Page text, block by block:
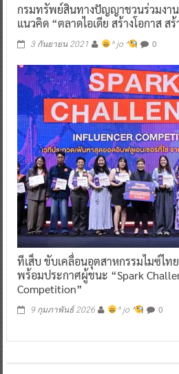
กรมทรัพย์สินทางปัญญาชวนร่วมงาน
แนวคิด “ตลาดไอเดีย สร้างโอกาส สร้
3 กันยายน 2021 ^ jo ^ 0
ทีเส็บ ขับเคลื่อนอุตสาหกรรมไมซ์ไท
พร้อมประกาศผู้ชนะ “Spark
Competition”
9 กุมภาพันธ์ 2026 ^ jo ^ 0